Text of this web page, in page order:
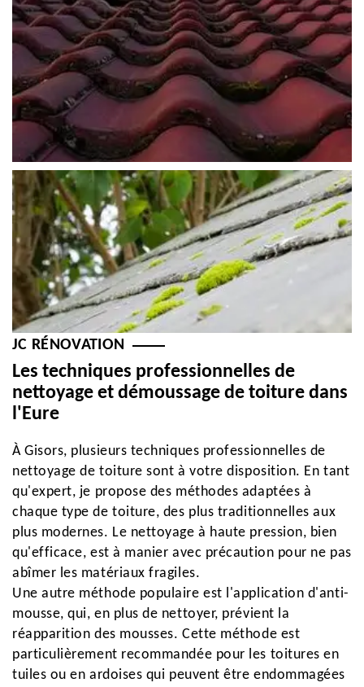
JC RÉNOVATION
Les techniques professionnelles de
nettoyage et démoussage de toiture dans
l'Eure
À Gisors, plusieurs techniques professionnelles de
nettoyage de toiture sont à votre disposition. En tant
qu'expert, je propose des méthodes adaptées à
chaque type de toiture, des plus traditionnelles aux
plus modernes. Le nettoyage à haute pression, bien
qu'efficace, est à manier avec précaution pour ne pas
abîmer les matériaux fragiles.
Une autre méthode populaire est l'application d'anti-
mousse, qui, en plus de nettoyer, prévient la
réapparition des mousses. Cette méthode est
particulièrement recommandée pour les toitures en
tuiles ou en ardoises qui peuvent être endommagées